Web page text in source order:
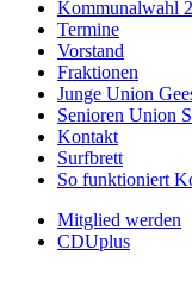
Kommunalwahl
Termine
Vorstand
Fraktionen
Junge Union
Senioren Union
Kontakt
Surfbrett
So funktioniert
Mitglied werden
CDUplus